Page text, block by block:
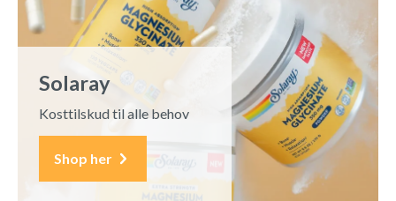
Solaray
Kosttilskud til alle behov
Shop her